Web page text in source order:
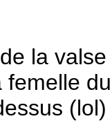
la valse
femelle
(lol)